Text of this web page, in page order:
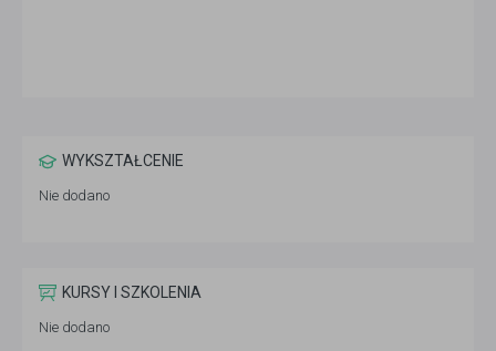
WYKSZTAŁCENIE
Nie dodano
KURSY I SZKOLENIA
Nie dodano